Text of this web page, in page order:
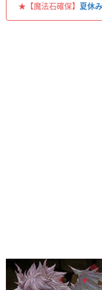
★【魔法石確保】 夏休